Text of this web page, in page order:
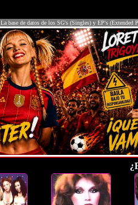
La base de datos de los SG's (Singles) y EP's (Extended